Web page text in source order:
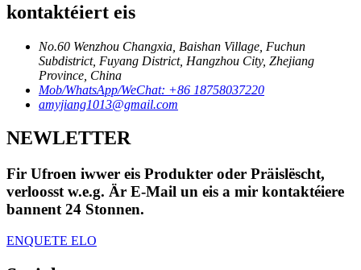
kontaktéiert eis
No.60 Wenzhou Changxia, Baishan Village, Fuchun
Subdistrict, Fuyang District, Hangzhou City, Zhejiang
Province, China
Mob/WhatsApp/WeChat: +86 18758037220
amyjiang1013@gmail.com
NEWLETTER
Fir Ufroen iwwer eis Produkter oder Präislëscht,
verloosst w.e.g. Är E-Mail un eis a mir kontaktéiere
bannent 24 Stonnen.
ENQUETE ELO